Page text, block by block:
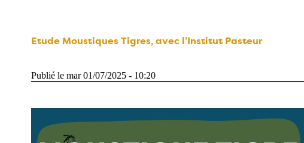
d'Ariane
Etude Moustiques Tigres, avec l’Institut Pasteur
Publié le mar 01/07/2025 - 10:20